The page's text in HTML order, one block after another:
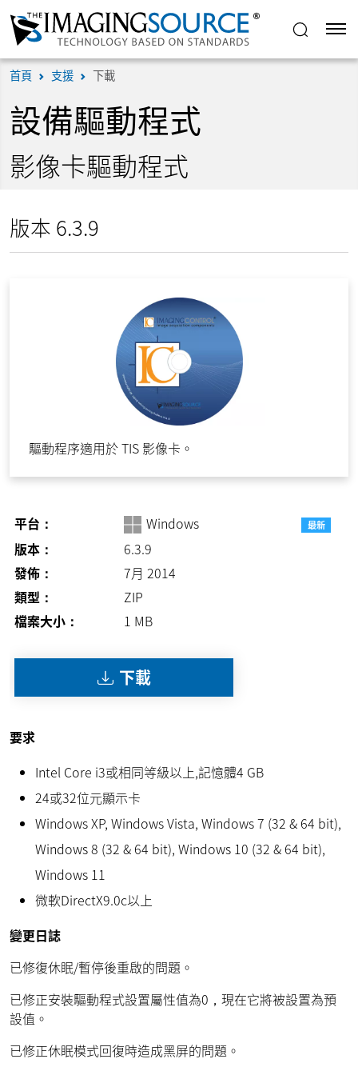
首頁 支援 下載
設備驅動程式
影像卡驅動程式
版本 6.3.9
驅動程序適用於 TIS 影像卡。
平台： Windows 最新
版本：
6.3.9
發佈：
7月 2014
類型：
ZIP
檔案大小：
1 MB
下載
要求
Intel Core i3或相同等級以上,記憶體4 GB
24或32位元顯示卡
Windows XP, Windows Vista, Windows 7 (32 & 64 bit),
Windows 8 (32 & 64 bit), Windows 10 (32 & 64 bit),
Windows 11
微軟DirectX9.0c以上
變更日誌
已修復休眠/暫停後重啟的問題。
已修正安裝驅動程式設置屬性值為0，現在它將被設置為預
設值。
已修正休眠模式回復時造成黑屏的問題。